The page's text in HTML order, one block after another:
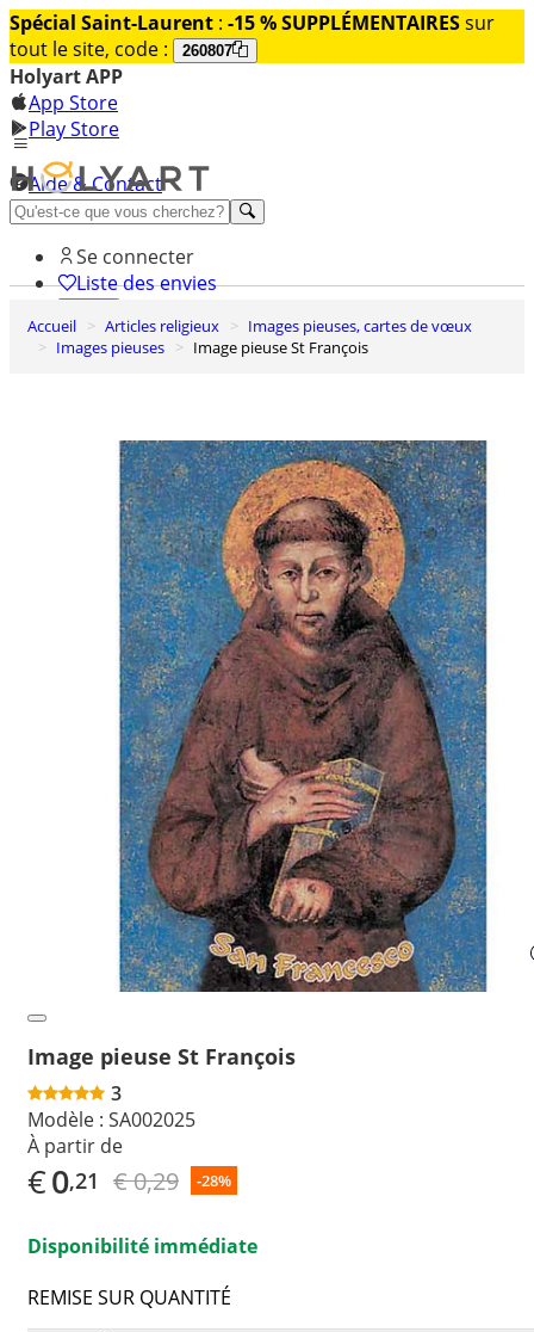
Spécial Saint-Laurent : -15 % SUPPLÉMENTAIRESsur
tout le site, code :
260807
Holyart APP
App Store
Play Store
Aide & Contact
Découvrez Premium
Se connecter
Liste des envies
0
Panier
Accueil Articles religieux
Images pieuses, cartes de vœux
Images pieuses
Image pieuse St François
Image pieuse St François
3
Modèle : SA002025
À partir de
€0,21 € 0,29 -28%
Disponibilité immédiate
REMISE SUR QUANTITÉ